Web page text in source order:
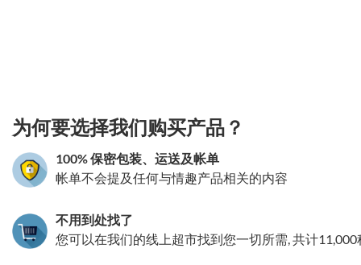
为何要选择我们购买产品？
100% 保密包装、运送及帐单
帐单不会提及任何与情趣产品相关的内容
不用到处找了
您可以在我们的线上超市找到您一切所需, 共计11,000